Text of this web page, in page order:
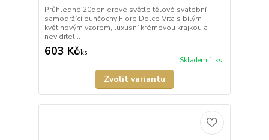
Průhledné 20denierové světle tělové svatební
samodržící punčochy Fiore Dolce Vita s bílým
květinovým vzorem, luxusní krémovou krajkou a
neviditel...
603 Kč/ks
Skladem 1 ks
Zvolit variantu